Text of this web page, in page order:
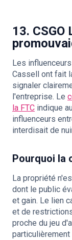
13.
Les
Cassell ont fait
signaler
l'entreprise. Le
la FTC indique
influenceurs
interdisait de
Pourquoi la
La propriété
dont le public
et gain. Le lien
et de
proche du jeu